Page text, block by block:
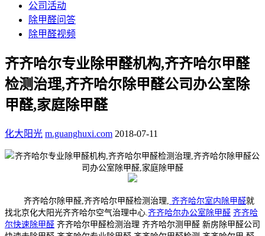
公司活动
除甲醛问答
除甲醛视频
齐齐哈尔专业除甲醛机构,齐齐哈尔甲醛
检测治理,齐齐哈尔除甲醛公司办公室除
甲醛,家庭除甲醛
化大阳光 m.guanghuxi.com 2018-07-11
齐齐哈尔除甲醛,齐齐哈尔甲醛检测治理, 齐齐哈尔室内除甲醛就
找北京化大阳光齐齐哈尔空气治理中心. 齐齐哈尔办公室除甲醛 齐齐哈
尔快速除甲醛 齐齐哈尔甲醛检测治理 齐齐哈尔测甲醛 新房除甲醛公司